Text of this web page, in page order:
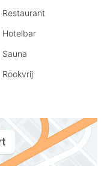
Restaurant
Hotelbar
Sauna
Rookvrij